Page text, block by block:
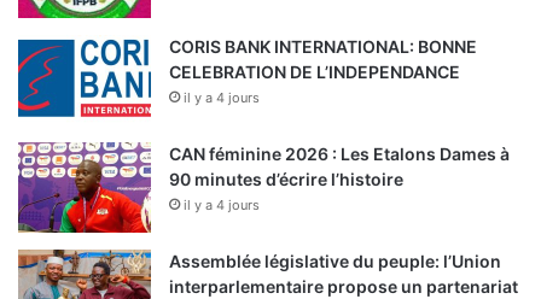
CORIS BANK INTERNATIONAL: BONNE
CELEBRATION DE L’INDEPENDANCE
il y a 4 jours
CAN féminine 2026 : Les Etalons Dames à
90 minutes d’écrire l’histoire
il y a 4 jours
Assemblée législative du peuple: l’Union
interparlementaire propose un partenariat